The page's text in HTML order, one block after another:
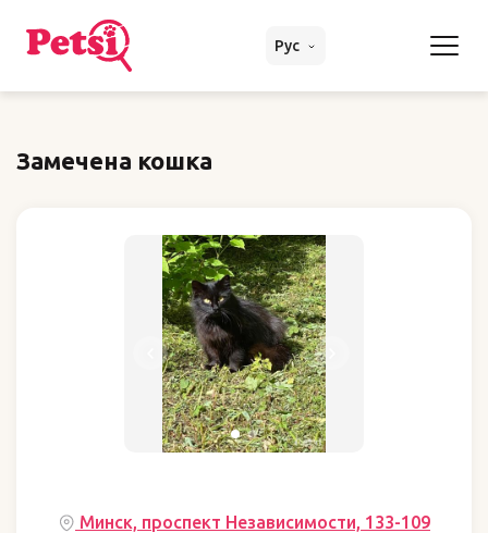
Рус
Замечена кошка
Минск, проспект Независимости, 133-109